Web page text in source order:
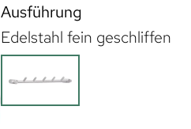
Ausführung
Edelstahl fein geschliffen